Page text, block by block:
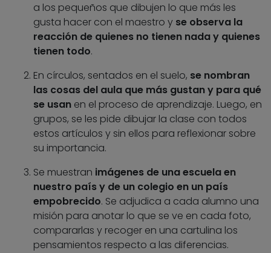
a los pequeños que dibujen lo que más les
gusta hacer con el maestro y se observa la
reacción de quienes no tienen nada y quienes
tienen todo.
En círculos, sentados en el suelo, se nombran
las cosas del aula que más gustan y para qué
se usan en el proceso de aprendizaje. Luego, en
grupos, se les pide dibujar la clase con todos
estos artículos y sin ellos para reflexionar sobre
su importancia.
Se muestran imágenes de una escuela en
nuestro país y de un colegio en un país
empobrecido. Se adjudica a cada alumno una
misión para anotar lo que se ve en cada foto,
compararlas y recoger en una cartulina los
pensamientos respecto a las diferencias.